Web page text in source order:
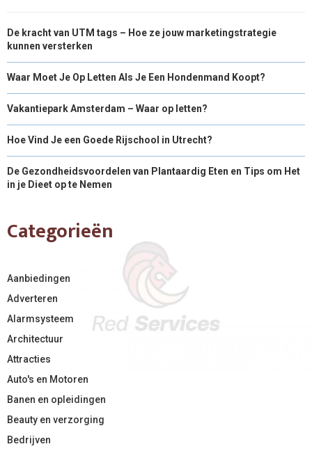
De kracht van UTM tags – Hoe ze jouw marketingstrategie
kunnen versterken
Waar Moet Je Op Letten Als Je Een Hondenmand Koopt?
Vakantiepark Amsterdam – Waar op letten?
Hoe Vind Je een Goede Rijschool in Utrecht?
De Gezondheidsvoordelen van Plantaardig Eten en Tips om Het
in je Dieet op te Nemen
Categorieën
Aanbiedingen
Adverteren
Alarmsysteem
Architectuur
Attracties
Auto's en Motoren
Banen en opleidingen
Beauty en verzorging
Bedrijven